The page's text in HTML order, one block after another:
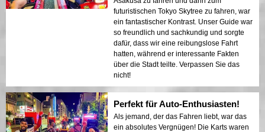
futuristischen Tokyo Skytree zu fahren, war
ein fantastischer Kontrast. Unser Guide war
so freundlich und sachkundig und sorgte
dafür, dass wir eine reibungslose Fahrt
hatten, während er interessante Fakten
über die Stadt teilte. Verpassen Sie das
nicht!
Perfekt für Auto-Enthusiasten!
Als jemand, der das Fahren liebt, war das
ein absolutes Vergnügen! Die Karts waren